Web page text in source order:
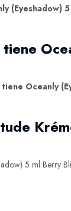
(Eyeshadow)
Oceanly
5 ml Berry